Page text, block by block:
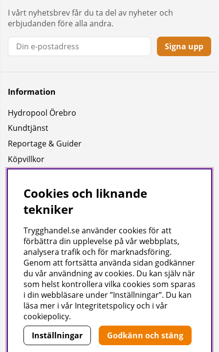
I vårt nyhetsbrev får du ta del av nyheter och
erbjudanden före alla andra.
Signa upp
Information
Hydropool Örebro
Kundtjänst
Reportage & Guider
Köpvillkor
Uppgifter för leverans
Om oss
Företagsinformation / hitta till oss
Gilla oss på facebook!
Ta del av inspiration, tävlingar och mycket mer
Cookies och liknande
tekniker
Trygghandel.se använder cookies för att
förbättra din upplevelse på vår webbplats,
analysera trafik och för marknadsföring.
Genom att fortsätta använda sidan godkänner
du vår användning av cookies. Du kan själv när
som helst kontrollera vilka cookies som sparas
i din webbläsare under ”Inställningar”. Du kan
läsa mer i vår Integritetspolicy och i vår
cookiepolicy.
Inställningar
Godkänn och stäng